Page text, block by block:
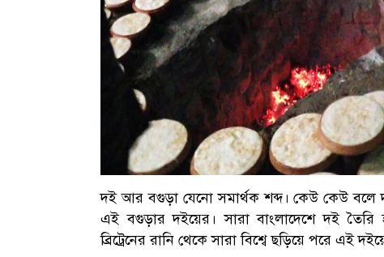
দই আর বগুড়া যেনো সমার্থক শব্দ। কেউ কেউ বলে
এই বগুড়ার দইয়ের। সারা বাংলাদেশে দই
ব্রিট্রেনের রানি থেকে সারা বিশ্বে ছড়িয়ে পরে এই